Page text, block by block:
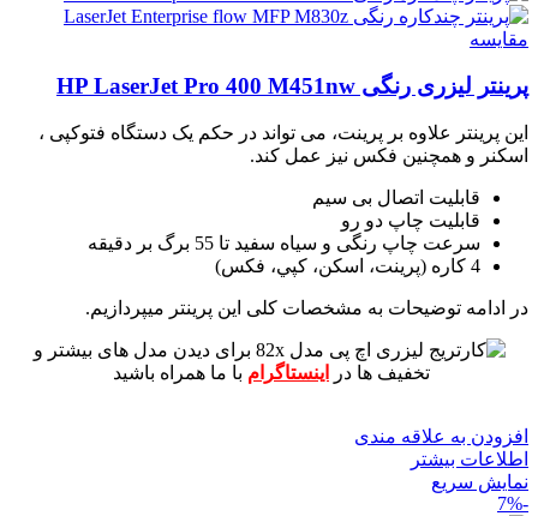
مقايسه
پرینتر لیزری رنگی HP LaserJet Pro 400 M451nw
این پرینتر علاوه بر پرینت، می تواند در حکم یک دستگاه فتوکپی ،
اسکنر و همچنین فکس نیز عمل کند.
قابلیت اتصال بی سیم
قابلیت چاپ دو رو
سرعت چاپ رنگی و سیاه سفید تا 55 برگ بر دقیقه
4 کاره (پرينت، اسکن، کپي، فکس)
در ادامه توضیحات به مشخصات کلی این پرینتر میپردازیم.
برای دیدن مدل های بیشتر و
تخفیف ها در
اینستاگرام با ما همراه باشید
افزودن به علاقه مندی
اطلاعات بیشتر
نمایش سریع
-7%